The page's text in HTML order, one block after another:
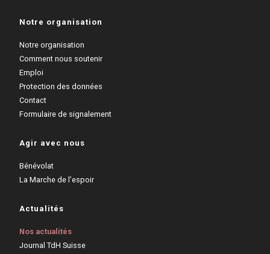
Notre organisation
Notre organisation
Comment nous soutenir
Emploi
Protection des données
Contact
Formulaire de signalement
Agir avec nous
Bénévolat
La Marche de l’espoir
Actualités
Nos actualités
Journal TdH Suisse